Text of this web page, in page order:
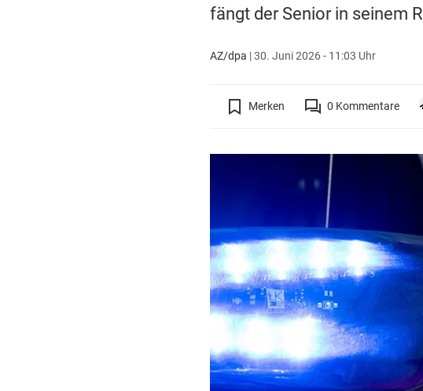
fängt der Senior in seinem
AZ/dpa |30. Juni 2026 - 11:03 Uhr
Merken 0 Kommentare